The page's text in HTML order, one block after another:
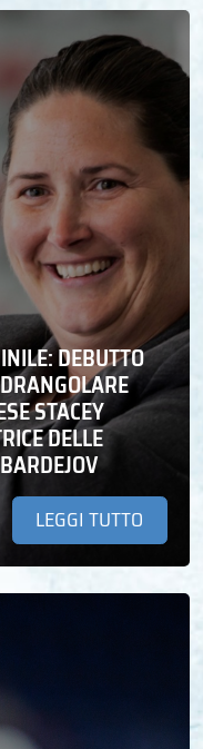
DEBUTTO
STACEY
DELLE
LEGGI TUTTO